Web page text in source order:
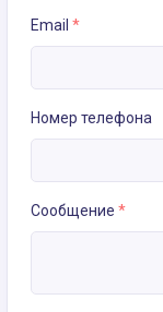
Email *
Номер телефона
Сообщение *